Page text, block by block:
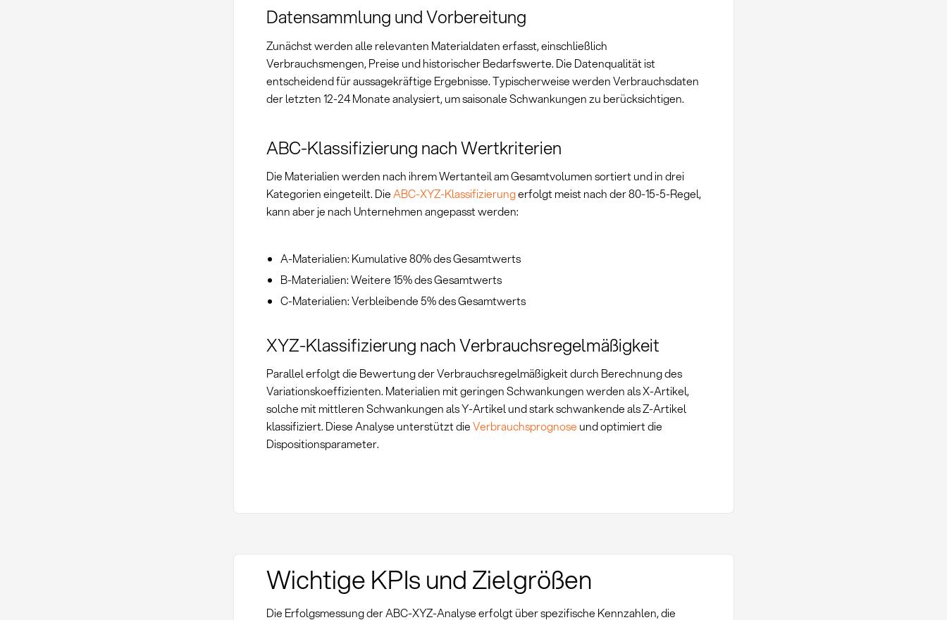
Datensammlung und Vorbereitung
Zunächst werden alle relevanten Materialdaten erfasst, einschließlich
Verbrauchsmengen, Preise und historischer Bedarfswerte. Die Datenqualität ist
entscheidend für aussagekräftige Ergebnisse. Typischerweise werden Verbrauchsdaten
der letzten 12-24 Monate analysiert, um saisonale Schwankungen zu berücksichtigen.
ABC-Klassifizierung nach Wertkriterien
Die Materialien werden nach ihrem Wertanteil am Gesamtvolumen sortiert und in drei
Kategorien eingeteilt. DieABC-XYZ-Klassifizierungerfolgt meist nach der 80-15-5-Regel,
kann aber je nach Unternehmen angepasst werden:
A-Materialien: Kumulative 80% des Gesamtwerts
B-Materialien: Weitere 15% des Gesamtwerts
C-Materialien: Verbleibende 5% des Gesamtwerts
XYZ-Klassifizierung nach Verbrauchsregelmäßigkeit
Parallel erfolgt die Bewertung der Verbrauchsregelmäßigkeit durch Berechnung des
Variationskoeffizienten. Materialien mit geringen Schwankungen werden als X-Artikel,
solche mit mittleren Schwankungen als Y-Artikel und stark schwankende als Z-Artikel
klassifiziert. Diese Analyse unterstützt dieVerbrauchsprognose und optimiert die
Dispositionsparameter.
Wichtige KPIs und Zielgrößen
Die Erfolgsmessung der ABC-XYZ-Analyse erfolgt über spezifische Kennzahlen, die